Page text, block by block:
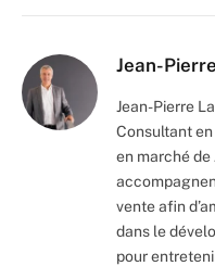
Jean-
Jean-Pierre
Consultant
en marché de
vente afin
dans le
pour